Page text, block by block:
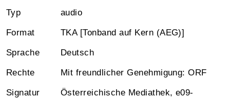
Typ audio
Format TKA [Tonband auf Kern (AEG)]
Sprache Deutsch
Rechte Mit freundlicher Genehmigung: ORF
Signatur
Österreichische Mediathek, e09-